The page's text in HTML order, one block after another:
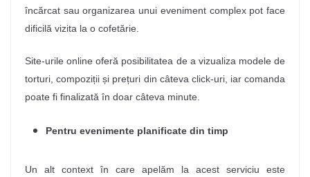
încărcat sau organizarea unui eveniment complex pot face
dificilă vizita la o cofetărie.
Site-urile online oferă posibilitatea de a vizualiza modele de
torturi, compoziții și prețuri din câteva click-uri, iar comanda
poate fi finalizată în doar câteva minute.
Pentru evenimente planificate din timp
Un alt context în care apelăm la acest serviciu este